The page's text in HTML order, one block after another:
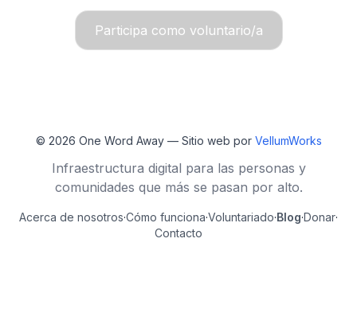
Participa como voluntario/a
© 2026 One Word Away— Sitio web por VellumWorks
Infraestructura digital para las personas y
comunidades que más se pasan por alto.
Acerca de nosotros·Cómo funciona·Voluntariado·Blog·Donar·
Contacto